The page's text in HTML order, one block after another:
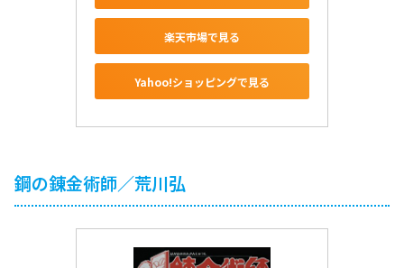
楽天市場で見る
Yahoo!ショッピングで見る
鋼の錬金術師／荒川弘